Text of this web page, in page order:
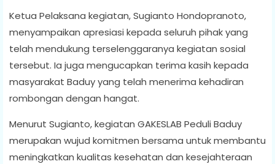
Ketua Pelaksana kegiatan, Sugianto Hondopranoto,
menyampaikan apresiasi kepada seluruh pihak yang
telah mendukung terselenggaranya kegiatan sosial
tersebut. Ia juga mengucapkan terima kasih kepada
masyarakat Baduy yang telah menerima kehadiran
rombongan dengan hangat.
Menurut Sugianto, kegiatan GAKESLAB Peduli Baduy
merupakan wujud komitmen bersama untuk membantu
meningkatkan kualitas kesehatan dan kesejahteraan